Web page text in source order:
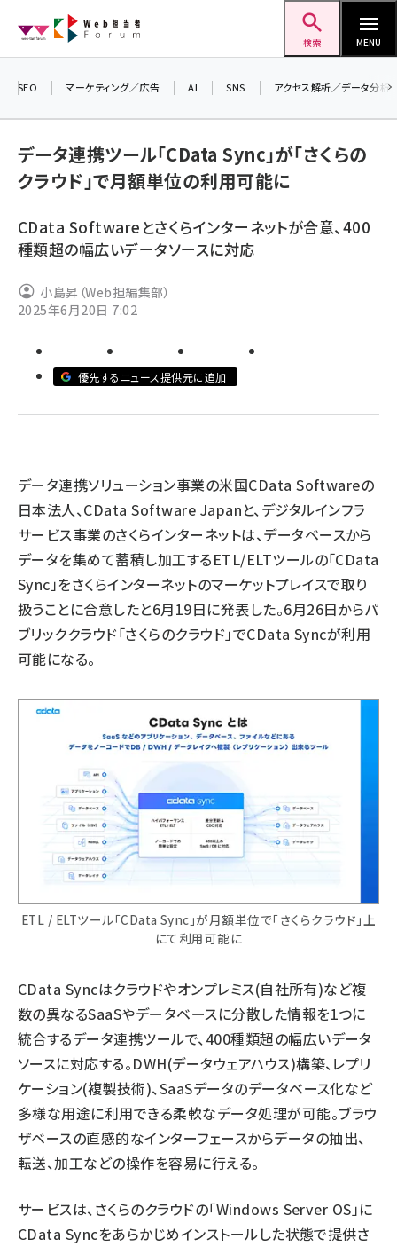
ン
検索 MENU
ai (2814)
note (2317)
z世代 (1623)
SEO マーケティング／広告 AI SNS アクセス解析／データ分析
データ連携ツール「CData Sync」が「さくらの
クラウド」で月額単位の利用可能に
CData Softwareとさくらインターネットが合意、400
種類超の幅広いデータソースに対応
小島昇（Web担編集部）
2025年6月20日 7:02
優先するニュース提供元に追加
データ連携ソリューション事業の米国CData Softwareの
日本法人、CData Software Japanと、デジタルインフラ
サービス事業のさくらインターネットは、データベースから
データを集めて蓄積し加工するETL/ELTツールの「CData
Sync」をさくらインターネットのマーケットプレイスで取り
扱うことに合意したと6月19日に発表した。6月26日からパ
ブリッククラウド「さくらのクラウド」でCData Syncが利用
可能になる。
ETL / ELTツール「CData Sync」が月額単位で「さくらクラウド」上
にて利用可能に
CData Syncはクラウドやオンプレミス(自社所有)など複
数の異なるSaaSやデータベースに分散した情報を1つに
統合するデータ連携ツールで、400種類超の幅広いデータ
ソースに対応する。DWH(データウェアハウス)構築、レプリ
ケーション(複製技術)、SaaSデータのデータベース化など
多様な用途に利用できる柔軟なデータ処理が可能。ブラウ
ザベースの直感的なインターフェースからデータの抽出、
転送、加工などの操作を容易に行える。
サービスは、さくらのクラウドの「Windows Server OS」に
CData Syncをあらかじめインストールした状態で提供さ
るセ